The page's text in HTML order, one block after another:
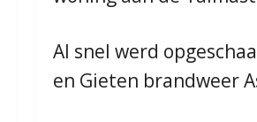
Al snel werd
en Gieten brandweer